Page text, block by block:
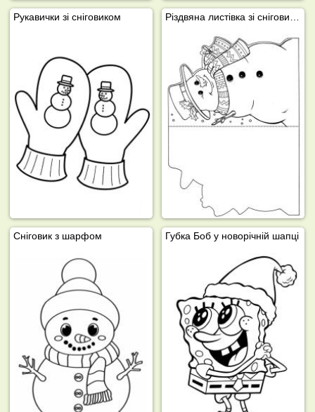
Рукавички зі сніговиком
Сніговик з шарфом Губка Боб у новорічній шапці